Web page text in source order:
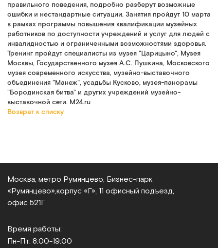
правильного поведения, подробно разберут возможные
ошибки и нестандартные ситуации. Занятия пройдут 10 марта
в рамках программы повышения квалификации музейных
работников по доступности учреждений и услуг для людей с
инвалидностью и ограниченными возможностями здоровья.
Тренинг пройдут специалисты из музея "Царицыно", Музея
Москвы, Государственного музея А.С. Пушкина, Московского
музея современного искусства, музейно-выставочного
объединения "Манеж", усадьбы Кусково, музея-панорамы
"Бородинская битва" и других учреждений музейно-
выставочной сети. M24.ru
Возврат к списку
Москва, метро Румянцево, Бизнес‑парк
«Румянцево», корпус «Г», 11 офисный подъезд,
офис 521Г
Время работы:
Пн-Пт: 8:00-19:00